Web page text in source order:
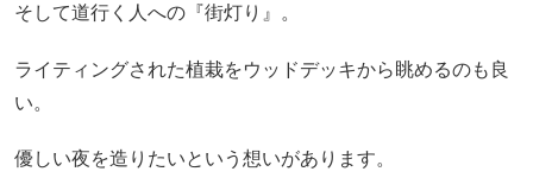
そして道行く人への『街灯り』。
ライティングされた植栽をウッドデッキから眺めるのも良
い。
優しい夜を造りたいという想いがあります。